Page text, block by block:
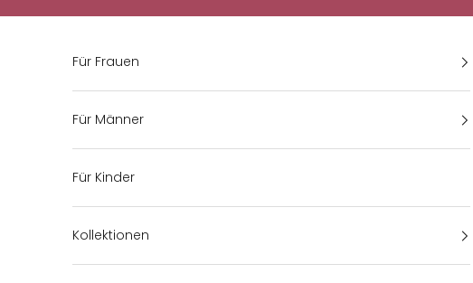
Für Frauen
Für Männer
Für Kinder
Kollektionen